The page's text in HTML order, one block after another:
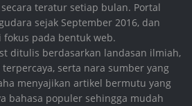
teratur setiap bulan. Portal
sejak September 2016, dan
fokus pada bentuk web.
ditulis berdasarkan landasan ilmiah,
serta nara sumber yang
menyajikan artikel bermutu yang
bahasa populer sehingga mudah